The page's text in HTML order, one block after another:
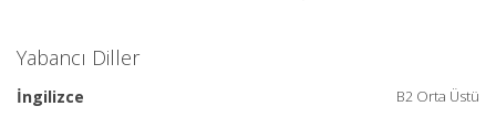
Yabancı Diller
B2 Orta Üstü
İngilizce